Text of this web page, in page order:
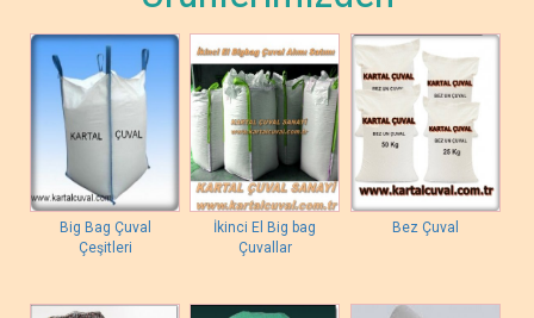
Big Bag Çuval
Çeşitleri
İkinci El Big bag
Çuvallar
Bez Çuval